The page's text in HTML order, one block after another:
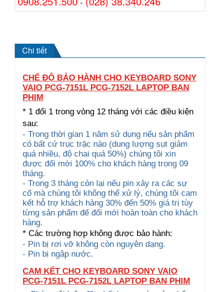
Chi tiết
CHẾ ĐỘ BẢO HÀNH CHO KEYBOARD SONY
VAIO PCG-7151L PCG-7152L LAPTOP BAN
PHIM
* 1 đổi 1 trong vòng 12 tháng với các điều kiện
sau:
- Trong thời gian 1 năm sử dụng nếu sản phẩm
có bất cứ trục trặc nào (dung lượng sụt giảm
quá nhiều, độ chai quá 50%) chúng tôi xin
được đổi mới 100% cho khách hàng trong 09
tháng.
- Trong 3 tháng còn lại nếu pin xảy ra các sự
cố mà chúng tôi không thể xử lý, chúng tôi cam
kết hỗ trợ khách hàng 30% đến 50% giá trị tùy
từng sản phẩm để đổi mới hoàn toàn cho khách
hàng.
* Các trường hợp không được bảo hành:
- Pin bị rơi vỡ không còn nguyên dạng.
- Pin bị ngập nước.
CAM KẾT CHO KEYBOARD SONY VAIO
PCG-7151L PCG-7152L LAPTOP BAN PHIM